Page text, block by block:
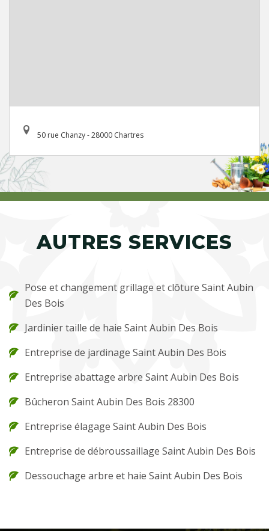
50 rue Chanzy - 28000 Chartres
AUTRES SERVICES
Pose et changement grillage et clôture Saint Aubin
Des Bois
Jardinier taille de haie Saint Aubin Des Bois
Entreprise de jardinage Saint Aubin Des Bois
Entreprise abattage arbre Saint Aubin Des Bois
Bûcheron Saint Aubin Des Bois 28300
Entreprise élagage Saint Aubin Des Bois
Entreprise de débroussaillage Saint Aubin Des Bois
Dessouchage arbre et haie Saint Aubin Des Bois